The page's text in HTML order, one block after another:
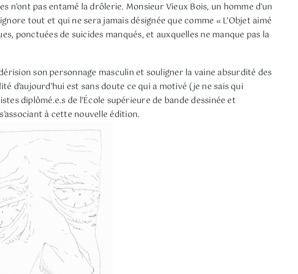
pas entamé la drôlerie. Monsieur Vieux Bois, un homme d’un
tout et qui ne sera jamais désignée que comme « L’Objet aimé
ponctuées de suicides manqués, et auxquelles ne manque pas la
son personnage masculin et souligner la vaine absurdité des
d’aujourd’hui est sans doute ce qui a motivé (je ne sais qui
diplômé.e.s de l’École supérieure de bande dessinée et
à cette nouvelle édition.